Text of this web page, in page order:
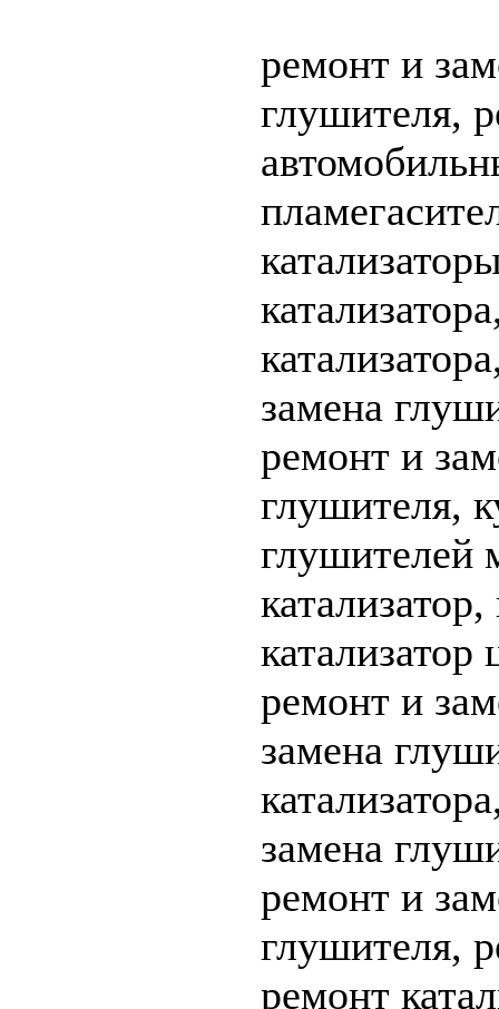
ремонт и
глушителя,
замена
ремонт и
глушителя,
глушителей
катализатор
ремонт и
замена
замена
ремонт и
глушителя,
ремонт